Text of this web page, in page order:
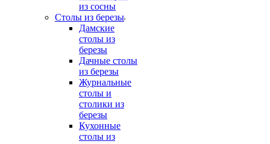
из сосны
Столы из березы
Дамские
столы из
березы
Дачные столы
из березы
Журнальные
столы и
столики из
березы
Кухонные
столы из